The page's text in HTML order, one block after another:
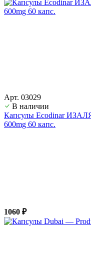
Арт. 03029
В наличии
Капсулы Ecodinar
600mg 60 капс.
1060 ₽